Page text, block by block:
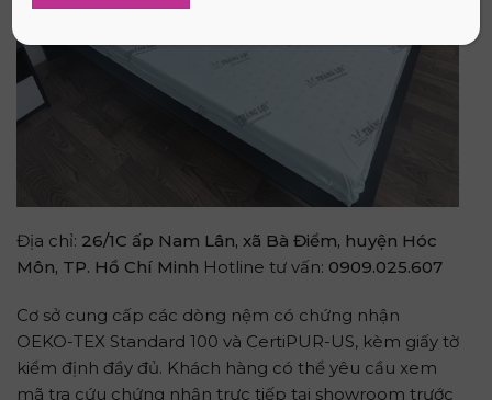
Địa chỉ: 26/1C ấp Nam Lân, xã Bà Điểm, huyện Hóc
Môn, TP. Hồ Chí Minh Hotline tư vấn: 0909.025.607
Cơ sở cung cấp các dòng nệm có chứng nhận
OEKO-TEX Standard 100 và CertiPUR-US, kèm giấy tờ
kiểm định đầy đủ. Khách hàng có thể yêu cầu xem
mã tra cứu chứng nhận trực tiếp tại showroom trước